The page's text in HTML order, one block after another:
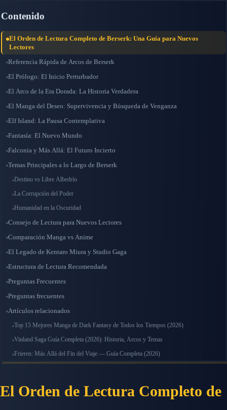
Contenido
El Orden de Lectura Completo de Berserk: Una Guía para Nuevos
Lectores
Referencia Rápida de Arcos de Berserk
El Prólogo: El Inicio Perturbador
El Arco de la Era Dorada: La Historia Verdadera
El Manga del Deseo: Supervivencia y Búsqueda de Venganza
Elf Island: La Pausa Contemplativa
Fantasía: El Nuevo Mundo
Falconia y Más Allá: El Futuro Incierto
Temas Principales a lo Largo de Berserk
Destino vs Libre Albedrío
La Corrupción del Poder
Humanidad en la Oscuridad
Consejo de Lectura para Nuevos Lectores
Comparación Manga vs Anime
El Legado de Kentaro Miura y Studio Gaga
Estructura de Lectura Recomendada
Preguntas Frecuentes
Preguntas frecuentes
Artículos relacionados
Top 15 Mejores Manga de Dark Fantasy de Todos los Tiempos (2026)
Vinland Saga Guía Completa (2026): Historia, Arcos y Temas
Frieren: Más Allá del Fin del Viaje — Guía Completa (2026)
El Orden de Lectura Completo de